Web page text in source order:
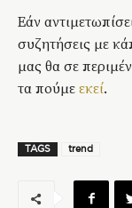
Εάν
συζητήσεις με
μας θα σε
τα πούμε εκεί.
TAGS trend